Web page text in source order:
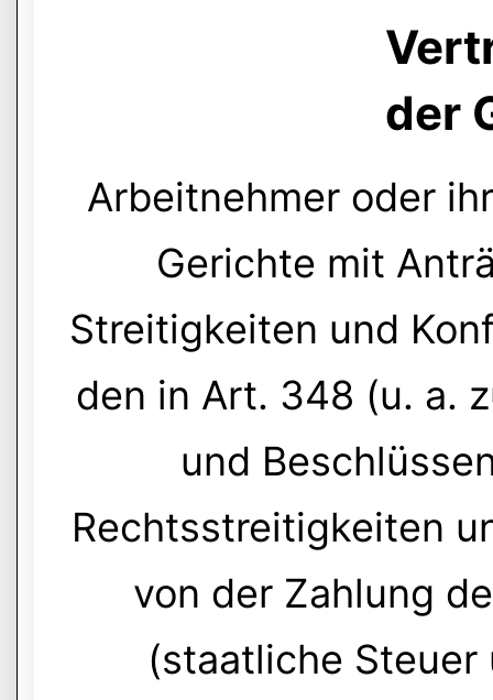
der
Arbeitnehmer oder
Gerichte mit
Streitigkeiten und
den in Art. 348 (u. a.
und
Rechtsstreitigkeiten
von der Zahlung
(staatliche